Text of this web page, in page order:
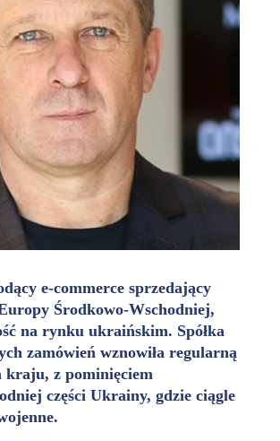
e-commerce sprzedający
Środkowo-Wschodniej,
na rynku ukraińskim. Spółka
zamówień wznowiła regularną
kraju, z pominięciem
części Ukrainy, gdzie ciągle